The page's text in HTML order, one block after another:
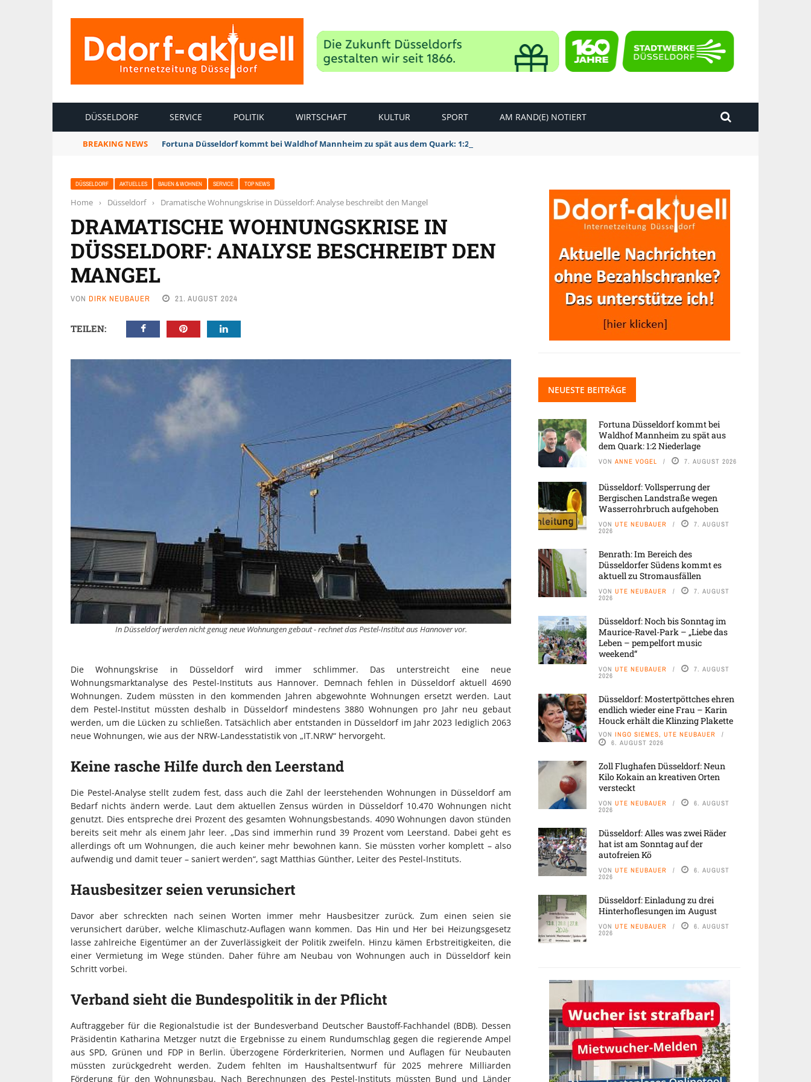
DÜSSELDORF SERVICE POLITIK WIRTSCHAFT KULTUR SPORT AM RAND(E) NOTIERT
BREAKING NEWS Fortuna Düsseldorf kommt bei Waldhof Mannheim zu spät aus dem Quark: 1:2 Niederlage
DÜSSELDORF AKTUELLES BAUEN & WOHNEN SERVICE TOP NEWS
Home › Düsseldorf › Dramatische Wohnungskrise in Düsseldorf: Analyse beschreibt den Mangel
DRAMATISCHE WOHNUNGSKRISE IN
DÜSSELDORF: ANALYSE BESCHREIBT DEN
MANGEL
VON DIRK NEUBAUER 21. AUGUST 2024
TEILEN:
In Düsseldorf werden nicht genug neue Wohnungen gebaut - rechnet das Pestel-Institut aus Hannover vor.
Die Wohnungskrise in Düsseldorf wird immer schlimmer. Das unterstreicht eine neue
Wohnungsmarktanalyse des Pestel-Instituts aus Hannover. Demnach fehlen in Düsseldorf aktuell 4690
Wohnungen. Zudem müssten in den kommenden Jahren abgewohnte Wohnungen ersetzt werden. Laut
dem Pestel-Institut müssten deshalb in Düsseldorf mindestens 3880 Wohnungen pro Jahr neu gebaut
werden, um die Lücken zu schließen. Tatsächlich aber entstanden in Düsseldorf im Jahr 2023 lediglich 2063
neue Wohnungen, wie aus der NRW-Landesstatistik von „IT.NRW“ hervorgeht.
Keine rasche Hilfe durch den Leerstand
Die Pestel-Analyse stellt zudem fest, dass auch die Zahl der leerstehenden Wohnungen in Düsseldorf am
Bedarf nichts ändern werde. Laut dem aktuellen Zensus würden in Düsseldorf 10.470 Wohnungen nicht
genutzt. Dies entspreche drei Prozent des gesamten Wohnungsbestands. 4090 Wohnungen davon stünden
bereits seit mehr als einem Jahr leer. „Das sind immerhin rund 39 Prozent vom Leerstand. Dabei geht es
allerdings oft um Wohnungen, die auch keiner mehr bewohnen kann. Sie müssten vorher komplett – also
aufwendig und damit teuer – saniert werden“, sagt Matthias Günther, Leiter des Pestel-Instituts.
Hausbesitzer seien verunsichert
Davor aber schreckten nach seinen Worten immer mehr Hausbesitzer zurück. Zum einen seien sie
verunsichert darüber, welche Klimaschutz-Auflagen wann kommen. Das Hin und Her bei Heizungsgesetz
lasse zahlreiche Eigentümer an der Zuverlässigkeit der Politik zweifeln. Hinzu kämen Erbstreitigkeiten, die
einer Vermietung im Wege stünden. Daher führe am Neubau von Wohnungen auch in Düsseldorf kein
Schritt vorbei.
Verband sieht die Bundespolitik in der Pflicht
Auftraggeber für die Regionalstudie ist der Bundesverband Deutscher Baustoff-Fachhandel (BDB). Dessen
Präsidentin Katharina Metzger nutzt die Ergebnisse zu einem Rundumschlag gegen die regierende Ampel
aus SPD, Grünen und FDP in Berlin. Überzogene Förderkriterien, Normen und Auflagen für Neubauten
müssten zurückgedreht werden. Zudem fehlten im Haushaltsentwurf für 2025 mehrere Milliarden
Förderung für den Wohnungsbau. Nach Berechnungen des Pestel-Instituts müssten Bund und Länder
NEUESTE BEITRÄGE
Fortuna Düsseldorf kommt bei
Waldhof Mannheim zu spät aus
dem Quark: 1:2 Niederlage
VON ANNE VOGEL 7. AUGUST 2026
Düsseldorf: Vollsperrung der
Bergischen Landstraße wegen
Wasserrohrbruch aufgehoben
VON UTE NEUBAUER 7. AUGUST
2026
Benrath: Im Bereich des
Düsseldorfer Südens kommt es
aktuell zu Stromausfällen
VON UTE NEUBAUER 7. AUGUST
2026
Düsseldorf: Noch bis Sonntag im
Maurice-Ravel-Park – „Liebe das
Leben – pempelfort music
weekend“
VON UTE NEUBAUER 7. AUGUST
2026
Düsseldorf: Mostertpöttches ehren
endlich wieder eine Frau – Karin
Houck erhält die Klinzing Plakette
VON INGO SIEMES, UTE NEUBAUER
6. AUGUST 2026
Zoll Flughafen Düsseldorf: Neun
Kilo Kokain an kreativen Orten
versteckt
VON UTE NEUBAUER 6. AUGUST
2026
Düsseldorf: Alles was zwei Räder
hat ist am Sonntag auf der
autofreien Kö
VON UTE NEUBAUER 6. AUGUST
2026
Düsseldorf: Einladung zu drei
Hinterhoflesungen im August
VON UTE NEUBAUER 6. AUGUST
2026